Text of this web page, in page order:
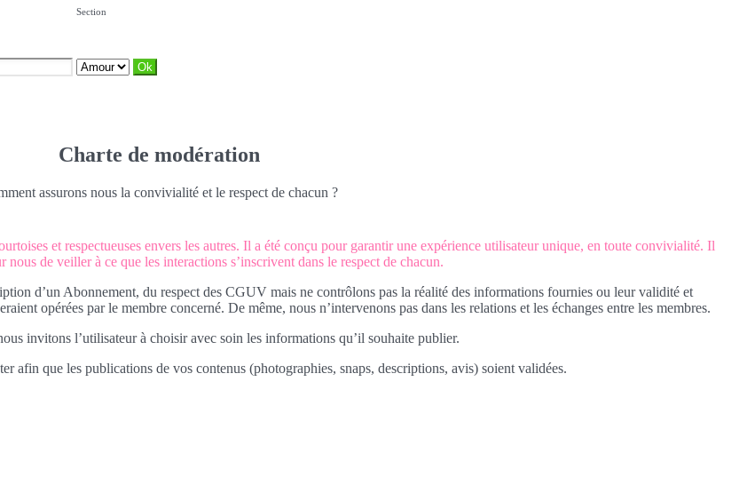
Section
Charte de modération
assurons nous la convivialité et le respect de chacun ?
et respectueuses envers les autres. Il a été conçu pour garantir une expérience utilisateur unique, en toute convivialité. Il
nous de veiller à ce que les interactions s’inscrivent dans le respect de chacun.
d’un Abonnement, du respect des CGUV mais ne contrôlons pas la réalité des informations fournies ou leur validité et
opérées par le membre concerné. De même, nous n’intervenons pas dans les relations et les échanges entre les membres.
invitons l’utilisateur à choisir avec soin les informations qu’il souhaite publier.
afin que les publications de vos contenus (photographies, snaps, descriptions, avis) soient validées.